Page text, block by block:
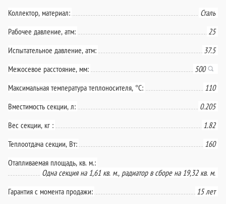
Коллектор, материал:
Сталь
Рабочее давление, атм:
25
Испытательное давление, атм:
37.5
Межосевое расстояние, мм:
500
Максимальная температура теплоносителя, °С:
110
Вместимость секции, л:
0.205
Вес секции, кг :
1.82
Теплоотдача секции, Вт:
160
Отапливаемая площадь, кв. м.:
Одна секция на 1,61 кв. м., радиатор в сборе на 19,32 кв. м.
Гарантия с момента продажи:
15 лет